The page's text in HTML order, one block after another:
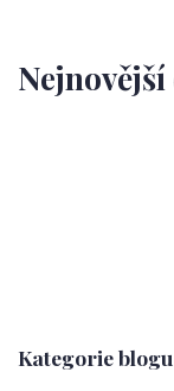
Kategorie blogu